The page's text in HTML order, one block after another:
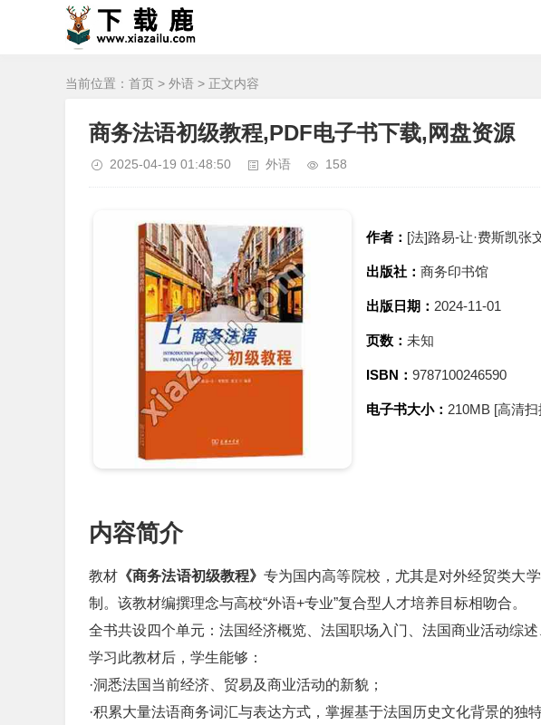
当前位置： 首页 > 外语 > 正文内容
商务法语初级教程,PDF电子书下载,网盘资源
2025-04-19 01:48:50 外语 158
作者： [法]路易-让·费斯凯张
出版社： 商务印书馆
出版日期： 2024-11-01
页数： 未知
ISBN： 9787100246590
电子书大小： 210MB [高清
内容简介
教材 《商务法语初级教程》专为国内高等院校，尤其是对外经贸类大
制。该教材编撰理念与高校“外语+专业”复合型人才培养目标相吻合。
全书共设四个单元：法国经济概览、法国职场入门、法国商业活动综述
学习此教材后，学生能够：
·洞悉法国当前经济、贸易及商业活动的新貌；
·积累大量法语商务词汇与表达方式，掌握基于法国历史文化背景的独